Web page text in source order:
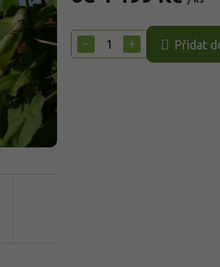
cena:
+
− Přidat